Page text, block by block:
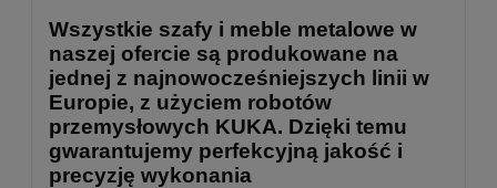
Wszystkie szafy i meble metalowe w
naszej ofercie są produkowane na
jednej z najnowocześniejszych linii w
Europie, z użyciem robotów
przemysłowych KUKA. Dzięki temu
gwarantujemy perfekcyjną jakość i
precyzję wykonania